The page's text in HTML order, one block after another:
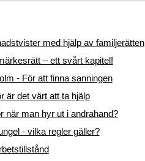
med hjälp av familjerätten
– ett svårt kapitel!
- För att finna sanningen
är det värt att ta hjälp
när man hyr ut i andrahand?
- vilka regler gäller?